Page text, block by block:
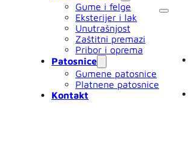
Gume i felge
Eksterijer i lak
Unutrašnjost
Zaštitni premazi
Pribor i oprema
Patosnice
Gumene patosnice
Platnene patosnice
Kontakt